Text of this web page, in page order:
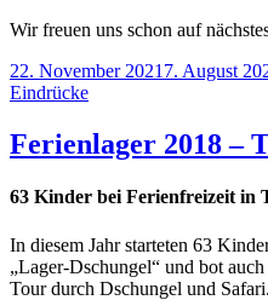
Wir freuen uns schon auf
22. November 2021 7. August
Eindrücke
Ferienlager 2018 –
63 Kinder bei Ferienfreizeit in
In diesem Jahr starteten 63
„Lager-Dschungel“ und bot
Tour durch Dschungel und Safari.